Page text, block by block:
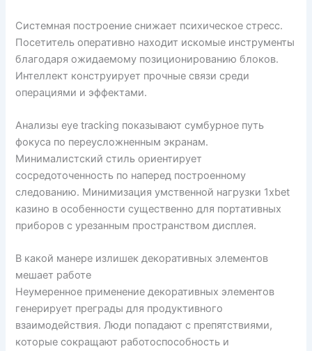
Системная построение снижает психическое стресс.
Посетитель оперативно находит искомые инструменты
благодаря ожидаемому позиционированию блоков.
Интеллект конструирует прочные связи среди
операциями и эффектами.
Анализы eye tracking показывают сумбурное путь
фокуса по переусложненным экранам.
Минималистский стиль ориентирует
сосредоточенность по наперед построенному
следованию. Минимизация умственной нагрузки 1xbet
казино в особенности существенно для портативных
приборов с урезанным пространством дисплея.
В какой манере излишек декоративных элементов
мешает работе
Неумеренное применение декоративных элементов
генерирует преграды для продуктивного
взаимодействия. Люди попадают с препятствиями,
которые сокращают работоспособность и